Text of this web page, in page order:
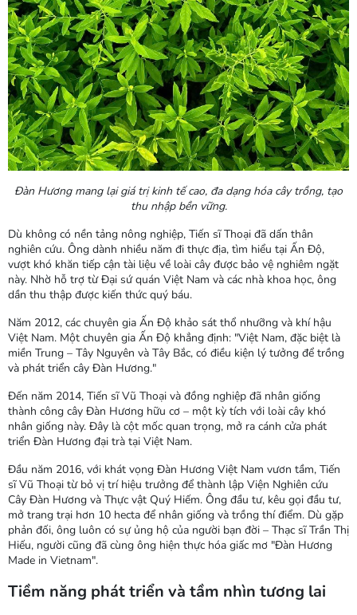
Đàn Hương mang lại giá trị kinh tế cao, đa dạng hóa cây trồng, tạo
thu nhập bền vững.
Dù không có nền tảng nông nghiệp, Tiến sĩ Thoại đã dấn thân
nghiên cứu. Ông dành nhiều năm đi thực địa, tìm hiểu tại Ấn Độ,
vượt khó khăn tiếp cận tài liệu về loài cây được bảo vệ nghiêm ngặt
này. Nhờ hỗ trợ từ Đại sứ quán Việt Nam và các nhà khoa học, ông
dần thu thập được kiến thức quý báu.
Năm 2012, các chuyên gia Ấn Độ khảo sát thổ nhưỡng và khí hậu
Việt Nam. Một chuyên gia Ấn Độ khẳng định: "Việt Nam, đặc biệt là
miền Trung – Tây Nguyên và Tây Bắc, có điều kiện lý tưởng để trồng
và phát triển cây Đàn Hương."
Đến năm 2014, Tiến sĩ Vũ Thoại và đồng nghiệp đã nhân giống
thành công cây Đàn Hương hữu cơ – một kỳ tích với loài cây khó
nhân giống này. Đây là cột mốc quan trọng, mở ra cánh cửa phát
triển Đàn Hương đại trà tại Việt Nam.
Đầu năm 2016, với khát vọng Đàn Hương Việt Nam vươn tầm, Tiến
sĩ Vũ Thoại từ bỏ vị trí hiệu trưởng để thành lập Viện Nghiên cứu
Cây Đàn Hương và Thực vật Quý Hiếm. Ông đầu tư, kêu gọi đầu tư,
mở trang trại hơn 10 hecta để nhân giống và trồng thí điểm. Dù gặp
phản đối, ông luôn có sự ủng hộ của người bạn đời – Thạc sĩ Trần Thị
Hiếu, người cũng đã cùng ông hiện thực hóa giấc mơ "Đàn Hương
Made in Vietnam".
Tiềm năng phát triển và tầm nhìn tương lai